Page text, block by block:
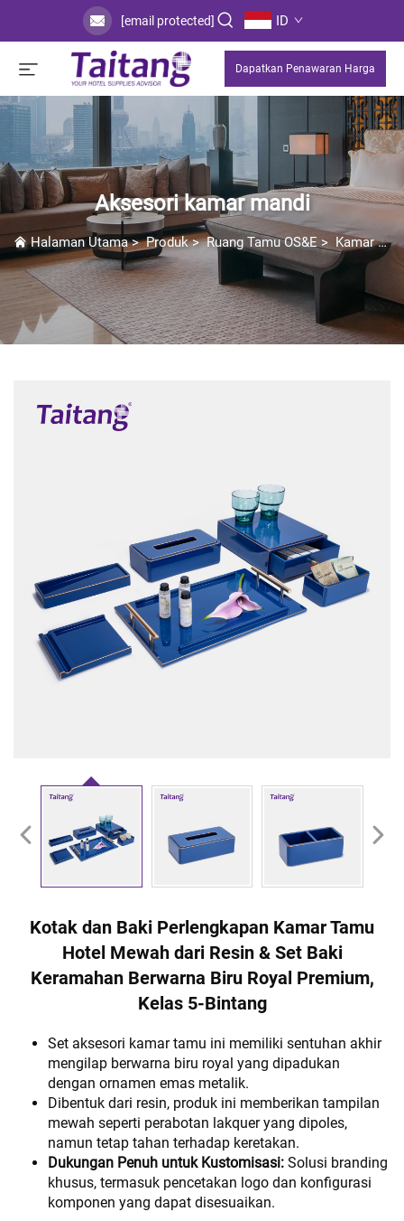
[email protected] ID
Dapatkan Penawaran Harga
Aksesori kamar mandi
Halaman Utama>Produk>Ruang Tamu OS&E > Kamar Mandi
Kotak dan Baki Perlengkapan Kamar Tamu
Hotel Mewah dari Resin & Set Baki
Keramahan Berwarna Biru Royal Premium,
Kelas 5-Bintang
Set aksesori kamar tamu ini memiliki sentuhan akhir
mengilap berwarna biru royal yang dipadukan
dengan ornamen emas metalik.
Dibentuk dari resin, produk ini memberikan tampilan
mewah seperti perabotan lakquer yang dipoles,
namun tetap tahan terhadap keretakan.
Dukungan Penuh untuk Kustomisasi: Solusi branding
khusus, termasuk pencetakan logo dan konfigurasi
komponen yang dapat disesuaikan.